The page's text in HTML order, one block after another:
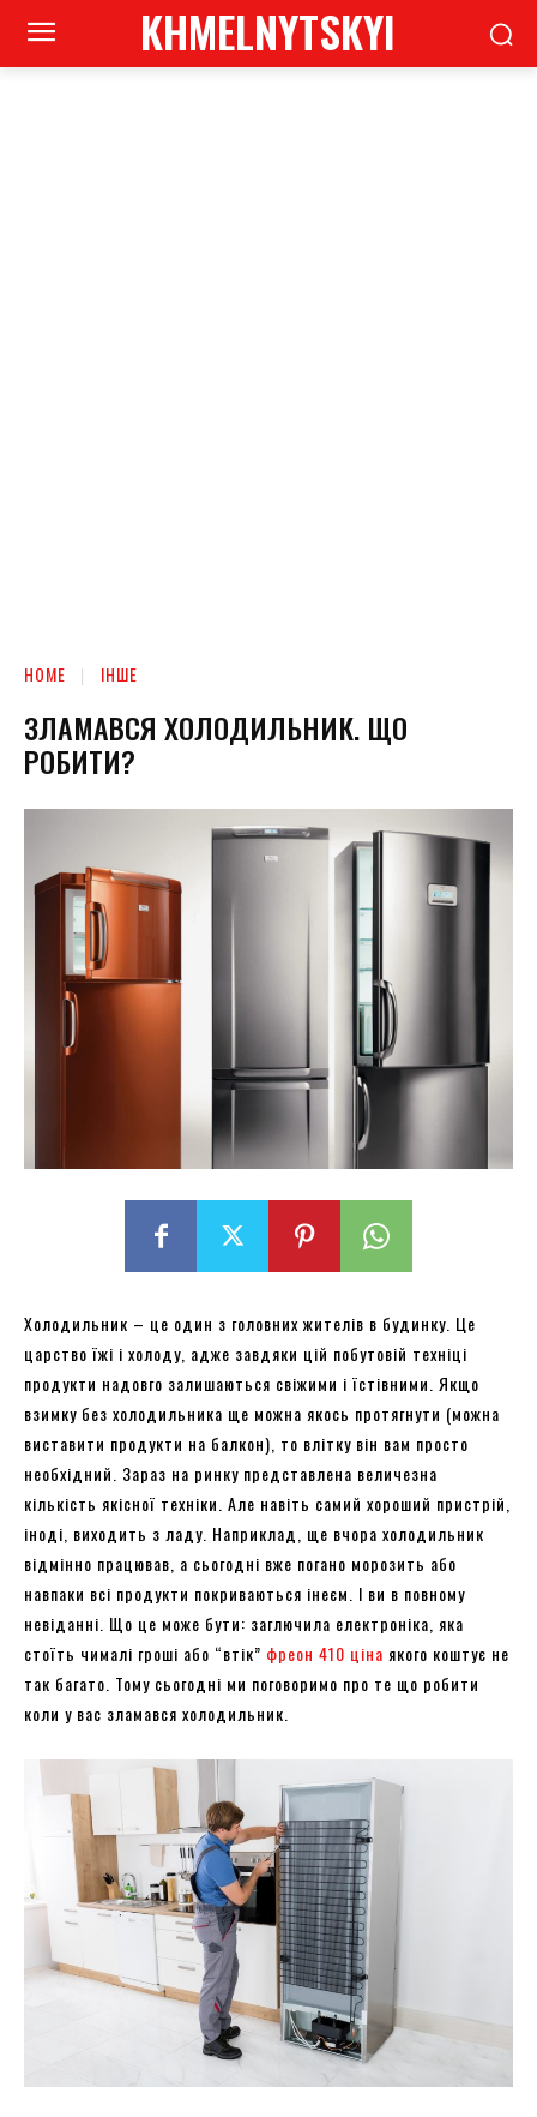
KHMELNYTSKYI
HOME ІНШЕ
ЗЛАМАВСЯ ХОЛОДИЛЬНИК. ЩО
РОБИТИ?
Холодильник – це один з головних жителів в будинку. Це
царство їжі і холоду, адже завдяки цій побутовій техніці
продукти надовго залишаються свіжими і їстівними. Якщо
взимку без холодильника ще можна якось протягнути (можна
виставити продукти на балкон), то влітку він вам просто
необхідний. Зараз на ринку представлена ​​величезна
кількість якісної техніки. Але навіть самий хороший пристрій,
іноді, виходить з ладу. Наприклад, ще вчора холодильник
відмінно працював, а сьогодні вже погано морозить або
навпаки всі продукти покриваються інеєм. І ви в повному
невіданні. Що це може бути: заглючила електроніка, яка
стоїть чималі гроші або “втік” фреон 410 ціна якого коштує не
так багато. Тому сьогодні ми поговоримо про те що робити
коли у вас зламався холодильник.